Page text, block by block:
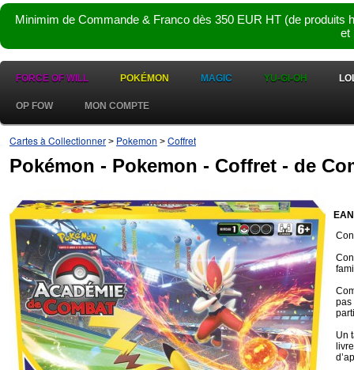
Minimim de Commande & Franco dès 350 EUR HT (de
et
FORCE OF WILL POKÉMON MAGIC YU-GI-OH
OP FOW MON COMPTE
Cartes à Collectionner > Pokemon > Coffret
Pokémon - Pokemon - Coffret - de
pas
Un